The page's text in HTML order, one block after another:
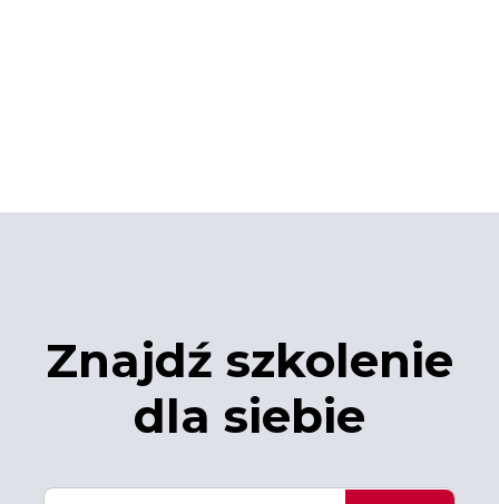
Znajdź szkolenie
dla siebie